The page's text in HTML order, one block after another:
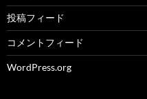
投稿フィード
コメントフィード
WordPress.org